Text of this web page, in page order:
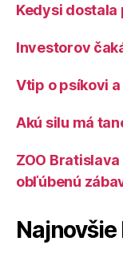
Kedysi
Investorov
Vtip o psíkovi
Akú silu má
ZOO
obľúbenú